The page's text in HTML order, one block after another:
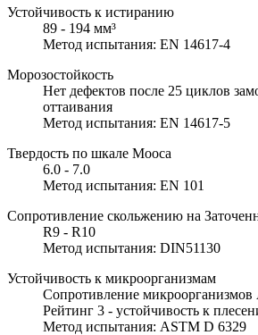
Устойчивость к истиранию
89 - 194 мм³
Метод испытания: EN 14617-4
Морозостойкость
Нет дефектов после 25 циклов
оттаивания
Метод испытания: EN 14617-5
Твердость по шкале Мооса
6.0 - 7.0
Метод испытания: EN 101
Сопротивление скольжению на
R9 - R10
Метод испытания: DIN51130
Устойчивость к микроорганизмам
Сопротивление
Рейтинг 3 - устойчивость к
Метод испытания: ASTM D 6329